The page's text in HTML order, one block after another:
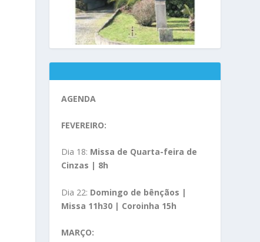
AGENDA
FEVEREIRO:
Dia 18: Missa de Quarta-feira de
Cinzas | 8h
Dia 22: Domingo de bênçãos |
Missa 11h30 | Coroinha 15h
MARÇO: